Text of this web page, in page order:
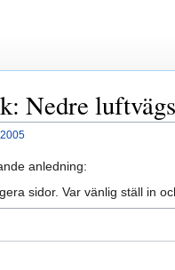
Nedre
anledning:
sidor. Var vänlig ställ in